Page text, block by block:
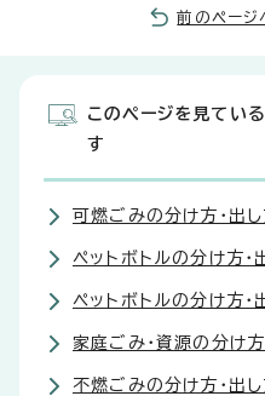
前のページ
このページを見てい
す
可燃ごみの分け方・出し
ペットボトルの分け方
ペットボトルの分け方
家庭ごみ・資源の分け方
不燃ごみの分け方・出し